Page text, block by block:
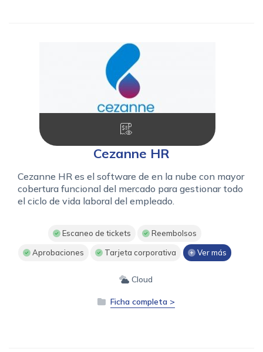
Cezanne HR
Cezanne HR es el software de en la nube con mayor
cobertura funcional del mercado para gestionar todo
el ciclo de vida laboral del empleado.
Escaneo de tickets Reembolsos
Aprobaciones Tarjeta corporativa Ver más
Cloud
Ficha completa >